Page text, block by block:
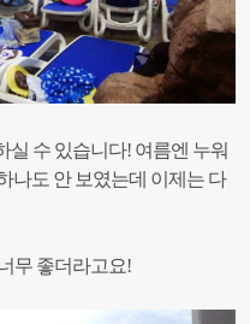
실 수 있습니다! 여름엔 누워
나도 안 보였는데 이제는 다
무 좋더라고요!